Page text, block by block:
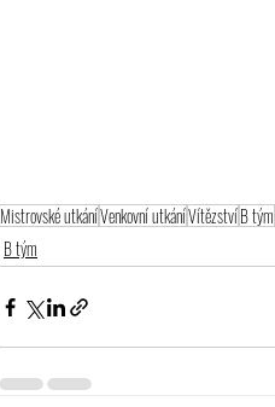
Mistrovské utkáníVenkovní utkáníVítězstvíB tým
B tým